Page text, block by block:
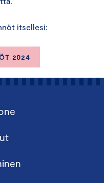
itsellesi:
2024